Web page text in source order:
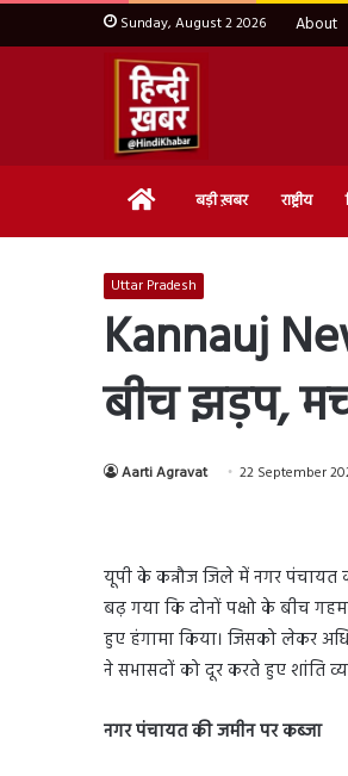
Sunday, August 2 2026 About
Home बड़ी ख़बर राष्ट्रीय
Uttar Pradesh
Kannauj
बीच झड़प,
Aarti Agravat 22 September
यूपी के कन्नौज जिले में नगर पंचायत
बढ़ गया कि दोनों पक्षो के बीच
हुए हंगामा किया। जिसको लेकर
ने सभासदों को दूर करते हुए शांति
नगर पंचायत की जमीन पर कब्जा